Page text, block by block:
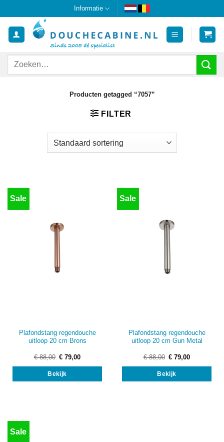
naar
inhoud
Informatie
Zoeken
Producten getagged “7057”
FILTER
Sale
Plafondstang regendouche
uitloop 20 cm Brons
€88,00 Oorspronkelijke
was:
€ 88,00.
€ 79,00Huidige
is:
Bekijk
Sale
Plafondstang regendouche
uitloop 20 cm Gun Metal
€88,00 Oorspronkelijke
was:
€ 88,00.
€ 79,00Huidige
is:
Bekijk
Sale